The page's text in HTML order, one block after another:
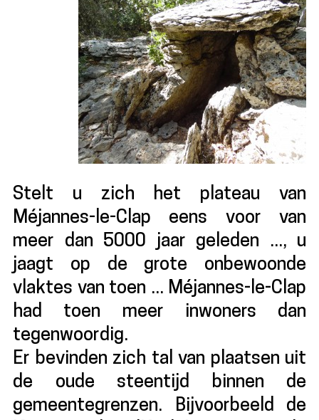
Stelt u zich het plateau van
Méjannes-le-Clap eens voor van
meer dan 5000 jaar geleden ..., u
jaagt op de grote onbewoonde
vlaktes van toen ... Méjannes-le-Clap
had toen meer inwoners dan
tegenwoordig.
Er bevinden zich tal van plaatsen uit
de oude steentijd binnen de
gemeentegrenzen. Bijvoorbeeld de